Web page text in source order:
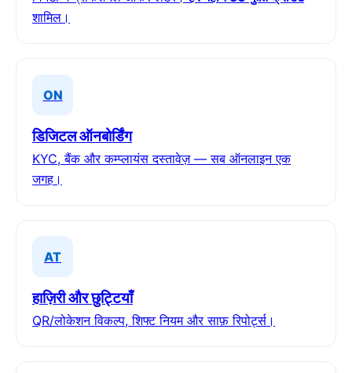
शामिल।
ON
डिजिटल ऑनबोर्डिंग
KYC, बैंक और कम्प्लायंस दस्तावेज़ — सब ऑनलाइन एक
जगह।
AT
हाज़िरी और छुट्टियाँ
QR/लोकेशन विकल्प, शिफ्ट नियम और साफ़ रिपोर्ट्स।